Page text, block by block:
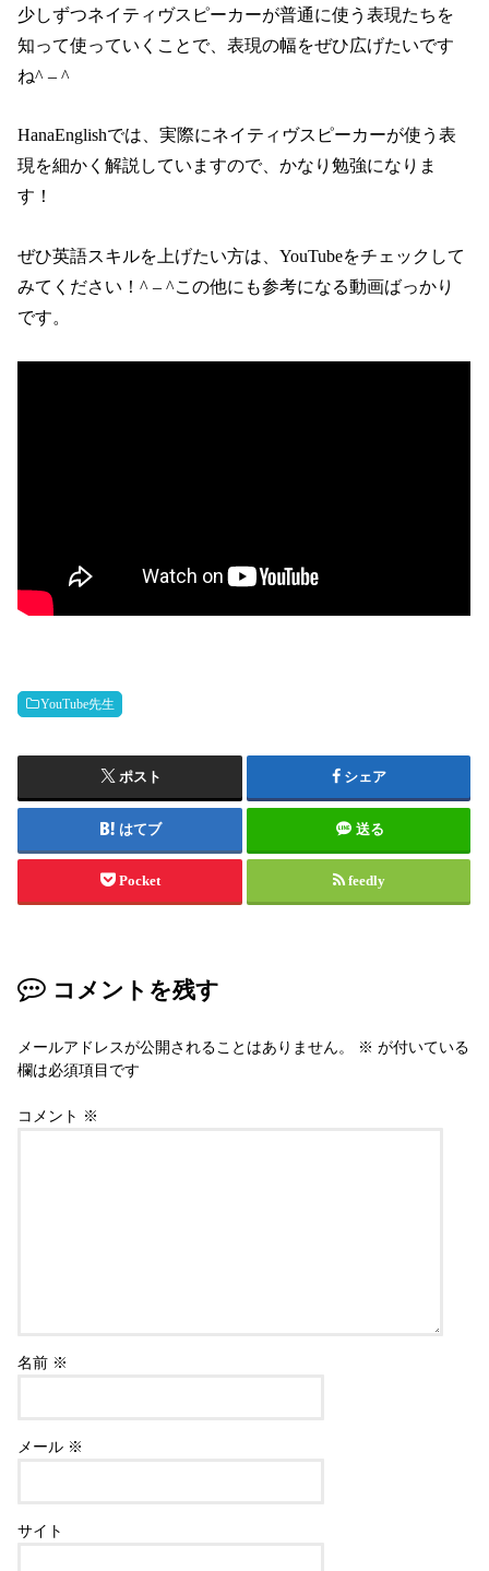
少しずつネイティヴスピーカーが普通に使う表現たちを
知って使っていくことで、表現の幅をぜひ広げたいです
ね^ – ^
HanaEnglishでは、実際にネイティヴスピーカーが使う表
現を細かく解説していますので、かなり勉強になりま
す！
ぜひ英語スキルを上げたい方は、YouTubeをチェックして
みてください！^ – ^この他にも参考になる動画ばっかり
です。
YouTube先生
ポスト シェア
はてブ 送る
Pocket feedly
コメントを残す
メールアドレスが公開されることはありません。 ※ が付いている
欄は必須項目です
コメント ※
名前 ※
メール ※
サイト